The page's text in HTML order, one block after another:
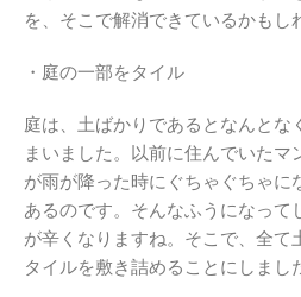
を、そこで解消できているかもし
・庭の一部をタイル
庭は、土ばかりであるとなんとな
まいました。以前に住んでいたマ
が雨が降った時にぐちゃぐちゃに
あるのです。そんなふうになって
が辛くなりますね。そこで、全て
タイルを敷き詰めることにしまし